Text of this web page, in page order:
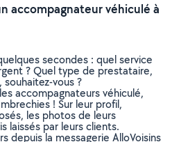
accompagnateur véhiculé à
secondes : quel service
? Quel type de prestataire,
vous ?
accompagnateurs véhiculé,
! Sur leur profil,
les photos de leurs
laissés par leurs clients.
depuis la messagerie AlloVoisins